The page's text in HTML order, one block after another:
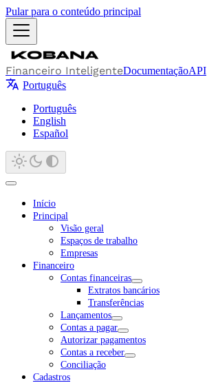
Pular para o conteúdo principal
Financeiro InteligenteDocumentaçãoAPI
Português
Português
English
Español
Início
Principal
Visão geral
Espaços de trabalho
Empresas
Financeiro
Contas financeiras
Extratos bancários
Transferências
Lançamentos
Contas a pagar
Autorizar pagamentos
Contas a receber
Conciliação
Cadastros